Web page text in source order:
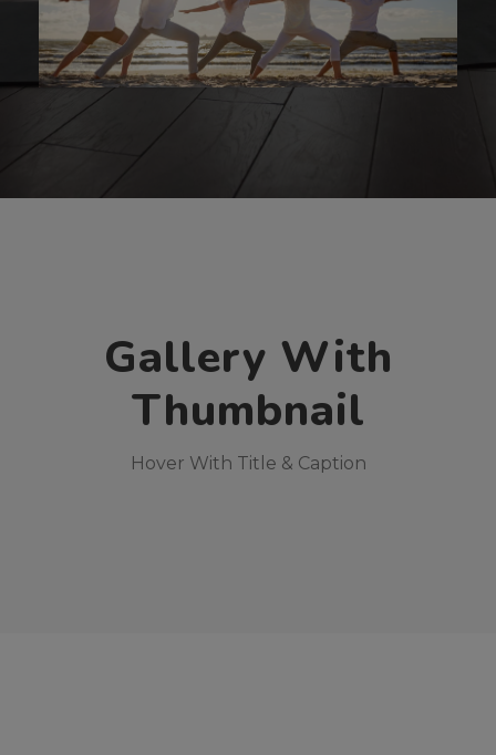
Gallery With
Thumbnail
Hover With Title & Caption